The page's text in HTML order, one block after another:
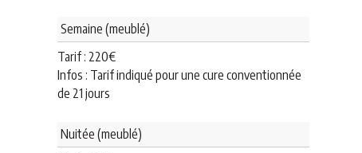
Semaine (meublé)
Tarif : 220€
Infos : Tarif indiqué pour une cure conventionnée
de 21 jours
Nuitée (meublé)